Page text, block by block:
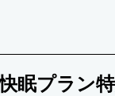
眠プラン